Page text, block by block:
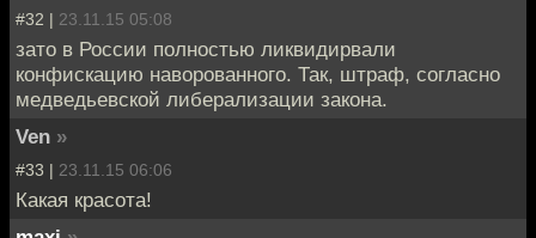
#32 | 23.11.15 05:08
зато в России полностью ликвидирвали
конфискацию наворованного. Так, штраф, согласно
медведьевской либерализации закона.
Ven »
#33 | 23.11.15 06:06
Какая красота!